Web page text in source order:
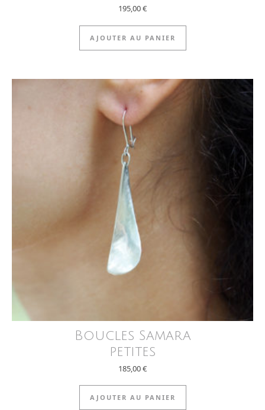
195,00€
AJOUTER AU PANIER
Boucles Samara
petites
185,00€
AJOUTER AU PANIER